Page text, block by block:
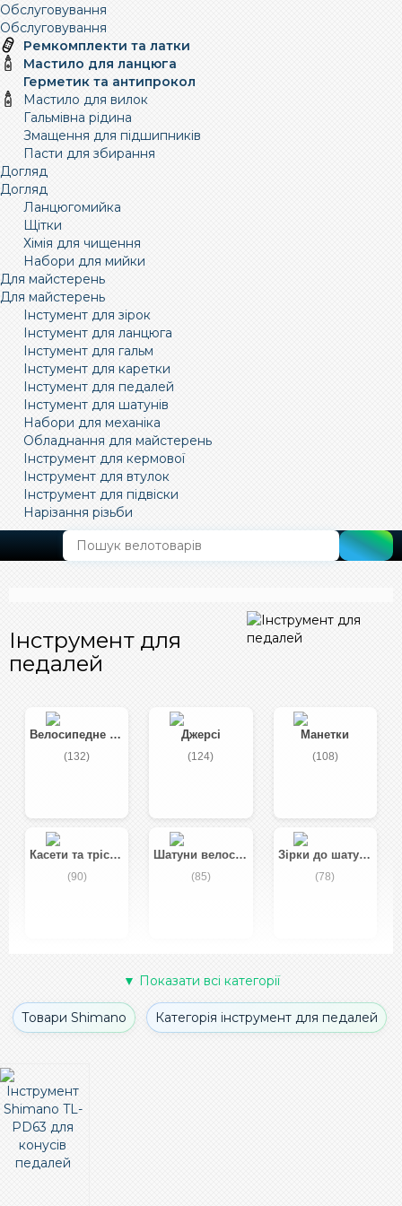
Обслуговування
Обслуговування
Ремкомплекти та латки
Мастило для ланцюга
Герметик та антипрокол
Мастило для вилок
Гальмівна рідина
Змащення для підшипників
Пасти для збирання
Догляд
Догляд
Ланцюгомийка
Щітки
Хімія для чищення
Набори для мийки
Для майстерень
Для майстерень
Інстумент для зірок
Інстумент для ланцюга
Інстумент для гальм
Інстумент для каретки
Інстумент для педалей
Інстумент для шатунів
Набори для механіка
Обладнання для майстерень
Інструмент для кермової
Інструмент для втулок
Інструмент для підвіски
Нарізання різьби
ПОШУК
Інструмент для
педалей
Велосипедне взуття
(132)
Джерсі
(124)
Манетки
(108)
Касети та тріскачки
(90)
Шатуни велосипедні
(85)
Зірки до шатунів
(78)
Задні перемикачі
(56)
▼ Показати всі категорії
Товари Shimano Категорія інструмент для педалей